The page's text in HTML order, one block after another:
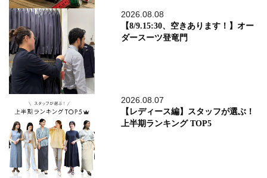
2026.08.08
【8/9.15:30、空きあります！】オー
ダースーツ登竜門
2026.08.07
【レディース編】スタッフが選ぶ！
上半期ランキング TOP5